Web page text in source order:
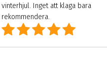
vinterhjul. Inget att klaga bara
rekommendera.